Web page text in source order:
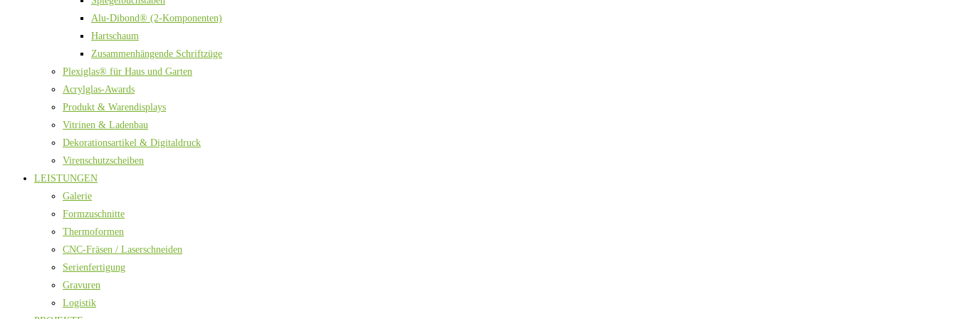
Alu-Dibond® (2-Komponenten)
Hartschaum
Zusammenhängende Schriftzüge
Plexiglas® für Haus und Garten
Acrylglas-Awards
Produkt & Warendisplays
Vitrinen & Ladenbau
Dekorationsartikel & Digitaldruck
Virenschutzscheiben
LEISTUNGEN
Galerie
Formzuschnitte
Thermoformen
CNC-Fräsen / Laserschneiden
Serienfertigung
Gravuren
Logistik